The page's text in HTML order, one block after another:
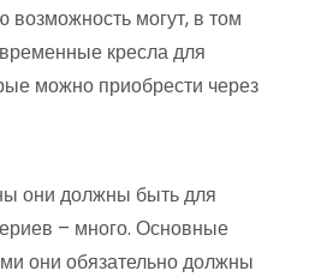
возможность могут, в том
кресла для
можно приобрести через
они должны быть для
– много. Основные
они обязательно должны